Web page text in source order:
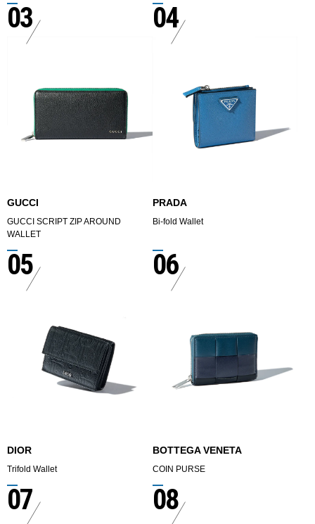
03
GUCCI
GUCCI SCRIPT ZIP AROUND
WALLET
04
PRADA
Bi-fold Wallet
05
DIOR
Trifold Wallet
06
BOTTEGA VENETA
COIN PURSE
07 08